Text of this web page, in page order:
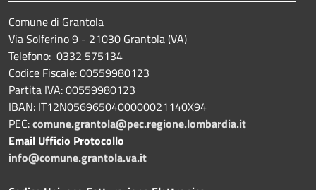
Comune di Grantola
Via Solferino 9 - 21030 Grantola (VA)
Telefono: 0332 575134
Codice Fiscale: 00559980123
Partita IVA: 00559980123
IBAN: IT12N0569650400000021140X94
PEC:comune.grantola@pec.regione.lombardia.it
Email Ufficio Protocollo
info@comune.grantola.va.it